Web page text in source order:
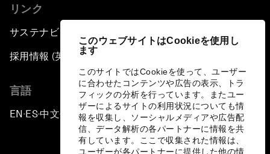
このウェブサイトはCookieを使用し
ます
このサイトではCookieを使って、ユーザー
に合わせたコンテンツや広告の表示、トラ
フィックの分析を行っています。またユー
ザーによるサイトの利用状況についても情
報を収集し、ソーシャルメディアや広告配
信、データ解析の各パートナーに情報を共
有しています。ここで収集された情報は、
ユーザーが各パートナーに提供した他の情
リンク
サステナビリティへの取り組み
採用情報 (英語のみ)
言語
EN ▪ ES▪中文▪ 日本語